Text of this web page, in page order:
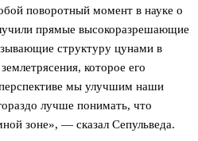
поворотный момент в науке о
прямые высокоразрешающие
структуру цунами в
которое его
мы улучшим наши
лучше понимать, что
зоне», — сказал Сепульведа.